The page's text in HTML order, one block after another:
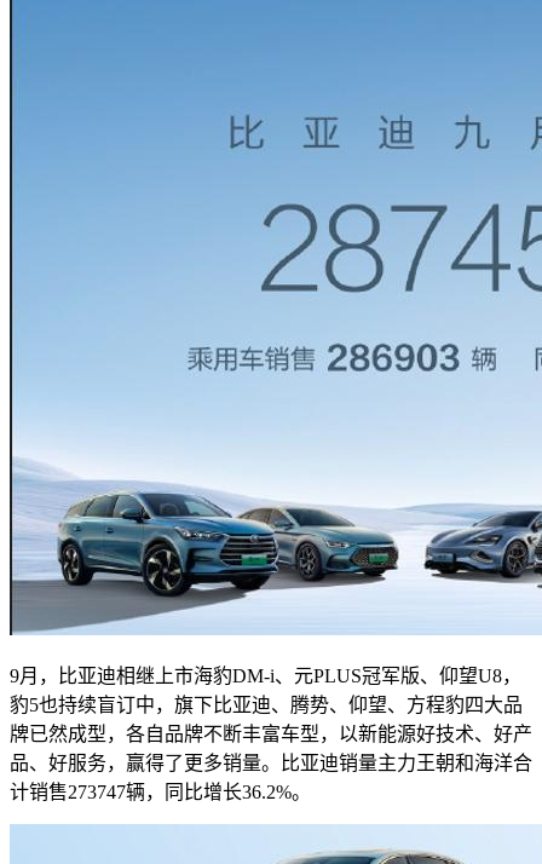
9月，比亚迪相继上市海豹DM-i、元PLUS冠军版、仰望U8，
豹5也持续盲订中，旗下比亚迪、腾势、仰望、方程豹四大品
牌已然成型，各自品牌不断丰富车型，以新能源好技术、好产
品、好服务，赢得了更多销量。比亚迪销量主力王朝和海洋合
计销售273747辆，同比增长36.2%。